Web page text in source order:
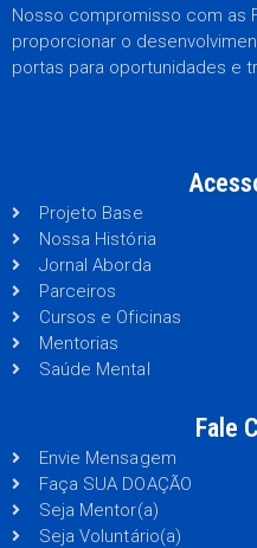
Nosso compromisso com as
proporcionar o
portas para oportunidades e
Projeto Base
Nossa História
Jornal Aborda
Parceiros
Cursos e Oficinas
Mentorias
Saúde Mental
Fale
Envie Mensagem
Faça SUA DOAÇÃO
Seja Mentor(a)
Seja Voluntário(a)